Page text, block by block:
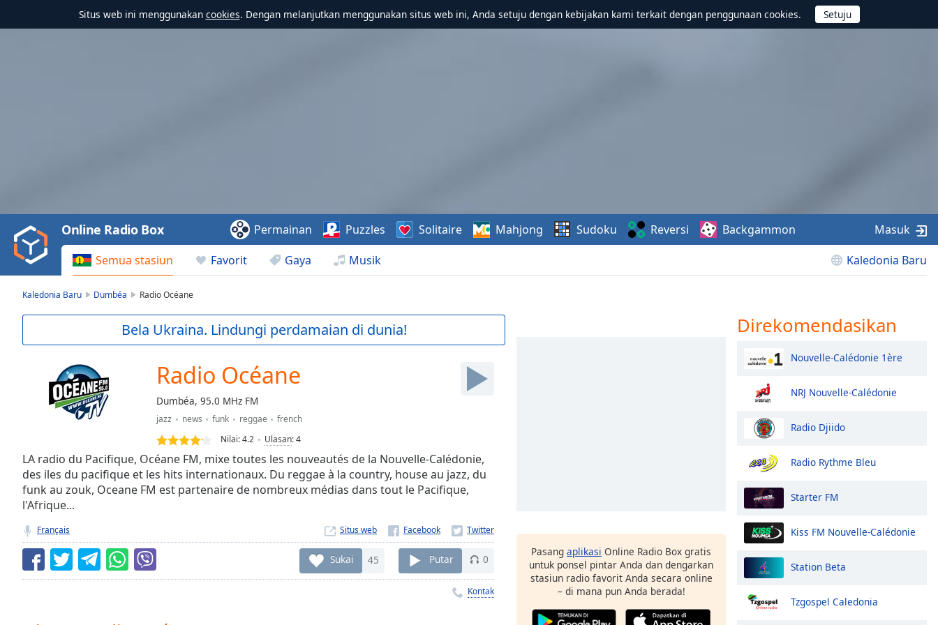
Situs web ini menggunakan cookies. Dengan melanjutkan menggunakan situs web ini, Anda setuju dengan kebijakan kami terkait dengan penggunaan cookies.
Video
Play
Backward
Skip
Current
Seek to
currently
behind
LIVE
Remaining
Time-
Semua stasiun Favorit Gaya Musik Kaledonia Baru
Online Radio Box Permainan Puzzles Solitaire Mahjong Sudoku Reversi Backgammon Masuk
Kaledonia Baru Dumbéa Radio Océane
Bela Ukraina. Lindungi perdamaian di dunia!
Radio Océane
Dumbéa, 95.0 MHz FM
jazz news funk reggae
french
Nilai:4.2 Ulasan:4
LA radio du Pacifique, Océane FM, mixe toutes les nouveautés de la Nouvelle-Calédonie,
des iles du pacifique et les hits internationaux. Du reggae à la country, house au jazz, du
funk au zouk, Oceane FM est partenaire de nombreux médias dans tout le Pacifique,
l'Afrique...
Français Situs web
Sukai 45 Putar 0
Kontak
Pasang aplikasi Online Radio Box gratis
untuk ponsel pintar Anda dan dengarkan
stasiun radio favorit Anda secara online
– di mana pun Anda berada!
Direkomendasikan
Nouvelle-Calédonie 1ère
NRJ Nouvelle-Calédonie
Radio Djiido
Radio Rythme Bleu
Starter FM
Kiss FM Nouvelle-Calédonie
Station Beta
Tzgospel Caledonia